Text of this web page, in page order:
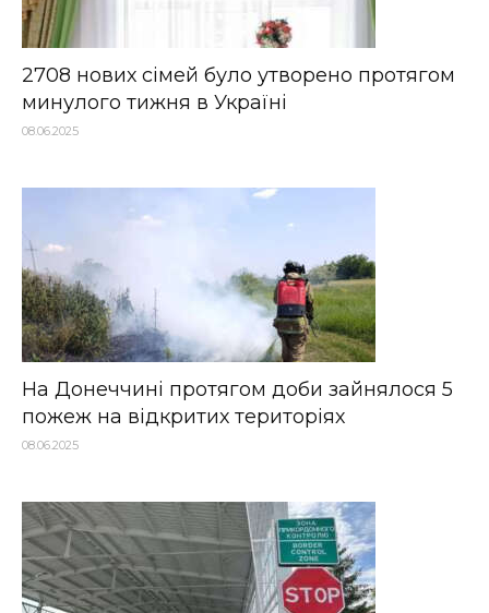
2708 нових сімей було утворено протягом
минулого тижня в Україні
08.06.2025
На Донеччині протягом доби зайнялося 5
пожеж на відкритих територіях
08.06.2025